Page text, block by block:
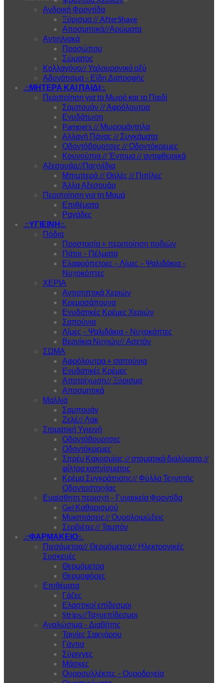
Ανδρική Φροντίδα
Ξύρισμα // AfterShave
Αποσμητικά//Αρώματα
Αντιηλιακά
Προσώπου
Σώματος
Κολλαγόνο// Υαλουρονικό οξύ
Αδυνάτισμα – Είδη Διατροφής
.::ΜΗΤΕΡΑ ΚΑΙ ΠΑΙΔΙ::.
Περιποίηση για το Μωρό και το Παιδί
Σαμπουάν // Αφρόλουτρα
Ενυδάτωση
Pampers // Μωρομάντηλα
Αλλαγή Πάνας // Συγκάματα
Οδοντόβουρτσες // Οδοντόκρεμες
Κουνούπια // Έντομα // αντιφθειρικά
Αξεσουάρ//Παιχνίδια
Μπιμπερό // Θηλές // Πιπίλες
Άλλα Αξεσουάρ
Περιποίηση για τη Μαμά
Επιθέματα
Ραγάδες
.::ΥΓΙΕΙΝΗ::.
Πόδια
Προστασία + περιποίηση ποδιών
Πάτοι – Πέλματα
Ελαφρόπετρες – Λίμες – Ψαλιδάκια –
Νυχοκόπτες
ΧΕΡΙΑ
Αντισηπτικά Χεριών
Κρεμοσάπουνα
Ενυδατικές Κρέμες Χεριών
Σαπούνια
Λίμες – Ψαλιδάκια – Νυχοκόπτες
Βερνίκια Νυχιών// Ασετόν
ΣΩΜΑ
Αφρόλουτρα + σαπούνια
Ενυδατικές Κρέμες
Αποτρίχωση// Ξύρισμα
Αποσμητικά
Μαλλιά
Σαμπουάν
Ζελέ// Λακ
Στοματική Υγιεινή
Οδοντόβουρτσες
Οδοντόκρεμες
Σπρέυ Κακοσμίας // στοματικά διαλύματα //
φίλτρα καπνίσματος
Κρέμα Συγκράτησης// Φύλλα Τεχνητής
Οδοντοστοιχίας
Ευαίσθητη περιοχή – Γυναικεία Φροντίδα
Gel Καθαρισμού
Μυκητιάσεις// Ουρολοιμώξεις
Σερβιέτες// Ταμπόν
.::ΦΑΡΜΑΚΕΙΟ::.
Πιεσόμετρα// Θερμόμετρα// Ηλεκτρονικές
Συσκευές
Θερμόμετρα
Θερμοφόρες
Επιθέματα
Γάζες
Ελαστικοί επίδεσμοι
Strips//Ταχυεπίδεσμοι
Αναλώσιμα – Διαβήτης
Ταινίες Σακχάρου
Γάντια
Σύριγγες
Μάσκες
Ουροσυλλέκτες – Ουροδοχεία